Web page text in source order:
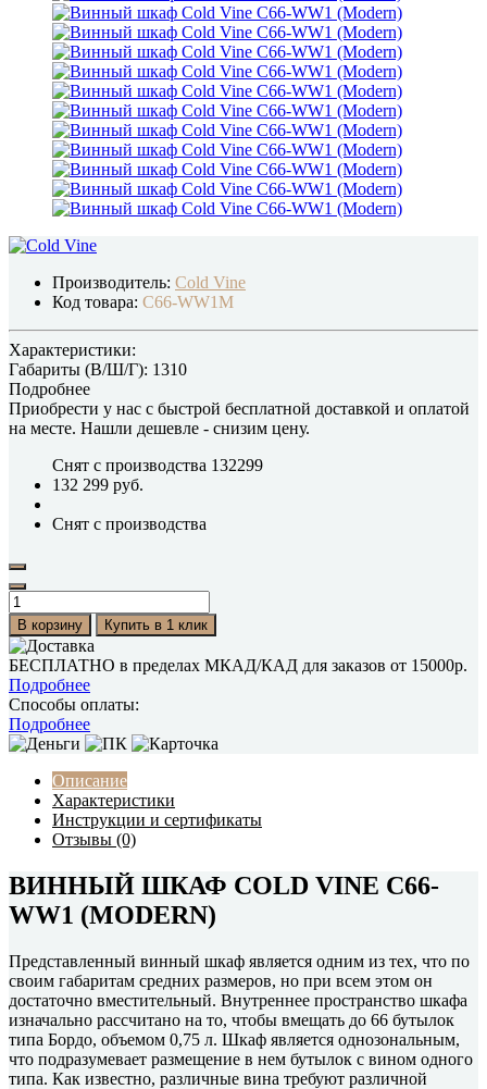
Производитель: Cold Vine
Код товара: C66-WW1M
Характеристики:
Габариты (В/Ш/Г): 1310
Подробнее
Приобрести у нас с быстрой бесплатной доставкой и оплатой
на месте. Нашли дешевле - снизим цену.
Снят с производства 132299
132 299 руб.
Снят с производства
В корзину Купить в 1 клик
БЕСПЛАТНО в пределах МКАД/КАД для заказов от 15000р.
Подробнее
Способы оплаты:
Подробнее
Описание
Характеристики
Инструкции и сертификаты
Отзывы (0)
ВИННЫЙ ШКАФ COLD VINE C66-
WW1 (MODERN)
Представленный винный шкаф является одним из тех, что по
своим габаритам средних размеров, но при всем этом он
достаточно вместительный. Внутреннее пространство шкафа
изначально рассчитано на то, чтобы вмещать до 66 бутылок
типа Бордо, объемом 0,75 л. Шкаф является однозональным,
что подразумевает размещение в нем бутылок с вином одного
типа. Как известно, различные вина требуют различной